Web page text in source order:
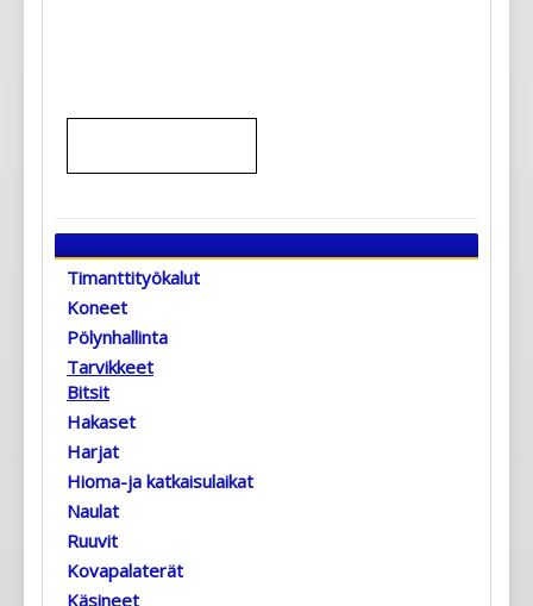
Timanttityökalut
Koneet
Pölynhallinta
Tarvikkeet
Bitsit
Hakaset
Harjat
Hioma-ja katkaisulaikat
Naulat
Ruuvit
Kovapalaterät
Käsineet